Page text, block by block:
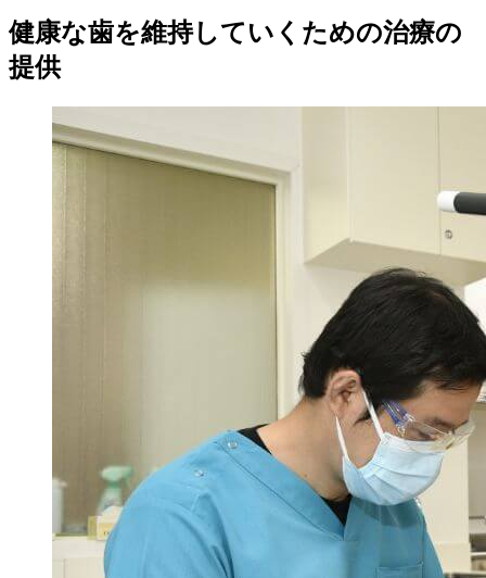
健康な歯を維持していくための治療の
提供